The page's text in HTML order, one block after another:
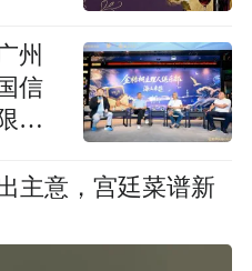
州
信
可
主意，宫廷菜谱新